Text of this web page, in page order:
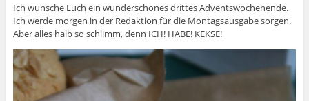
Ich wünsche Euch ein wunderschönes drittes Adventswochenende.
Ich werde morgen in der Redaktion für die Montagsausgabe sorgen.
Aber alles halb so schlimm, denn ICH! HABE! KEKSE!